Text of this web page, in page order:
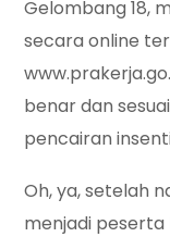
Gelombang 18,
secara online
benar dan
pencairan
Oh, ya, setelah
menjadi peserta